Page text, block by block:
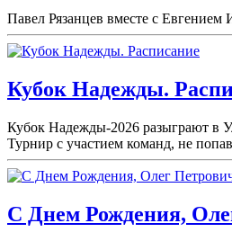
Павел Рязанцев вместе с
Кубок Надежды.
Кубок Надежды-2026 разыграют в
Турнир с участием команд, не
С Днем Рождения,